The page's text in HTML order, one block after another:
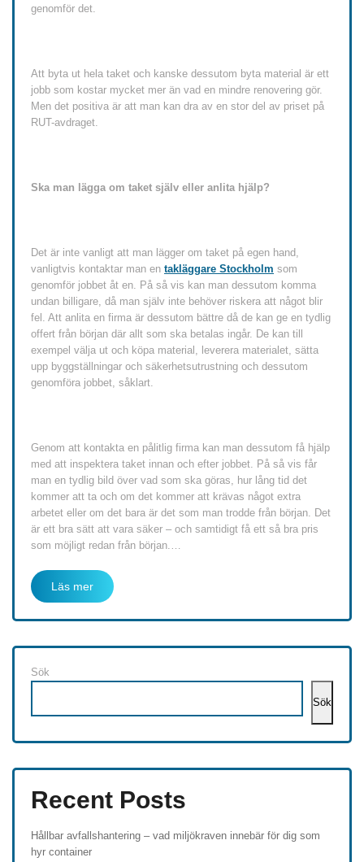
genomför det.
Att byta ut hela taket och kanske dessutom byta material är ett
jobb som kostar mycket mer än vad en mindre renovering gör.
Men det positiva är att man kan dra av en stor del av priset på
RUT-avdraget.
Ska man lägga om taket själv eller anlita hjälp?
Det är inte vanligt att man lägger om taket på egen hand,
vanligtvis kontaktar man en takläggare Stockholm som
genomför jobbet åt en. På så vis kan man dessutom komma
undan billigare, då man själv inte behöver riskera att något blir
fel. Att anlita en firma är dessutom bättre då de kan ge en tydlig
offert från början där allt som ska betalas ingår. De kan till
exempel välja ut och köpa material, leverera materialet, sätta
upp byggställningar och säkerhetsutrustning och dessutom
genomföra jobbet, såklart.
Genom att kontakta en pålitlig firma kan man dessutom få hjälp
med att inspektera taket innan och efter jobbet. På så vis får
man en tydlig bild över vad som ska göras, hur lång tid det
kommer att ta och om det kommer att krävas något extra
arbetet eller om det bara är det som man trodde från början. Det
är ett bra sätt att vara säker – och samtidigt få ett så bra pris
som möjligt redan från början. …
Läs mer
Sök
Sök
Recent Posts
Hållbar avfallshantering – vad miljökraven innebär för dig som
hyr container